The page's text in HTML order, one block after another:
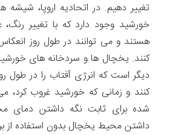
تغییر دهیم. در اتحادیه اروپا، شیشه
خورشید وجود دارد که با تغییر
هستند و می توانند در طول روز انعکاس
کنند. یخچال‌ ها و سردخانه های
دیگر است که انرژی آفتاب را در طول
کنند و زمانی که خورشید غروب کرد،
شده برای ثابت نگه داشتن دمای
داشتن محیط یخچال بدون استفاده از